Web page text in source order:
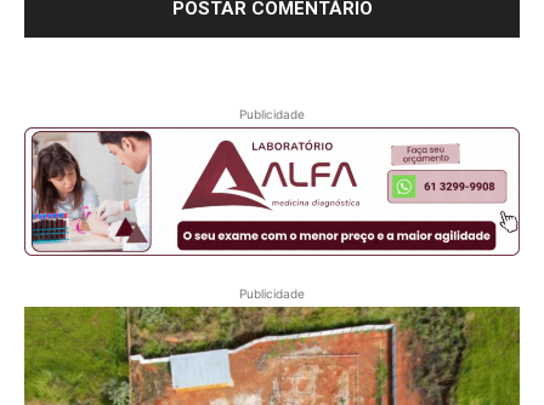
Publicidade
Publicidade